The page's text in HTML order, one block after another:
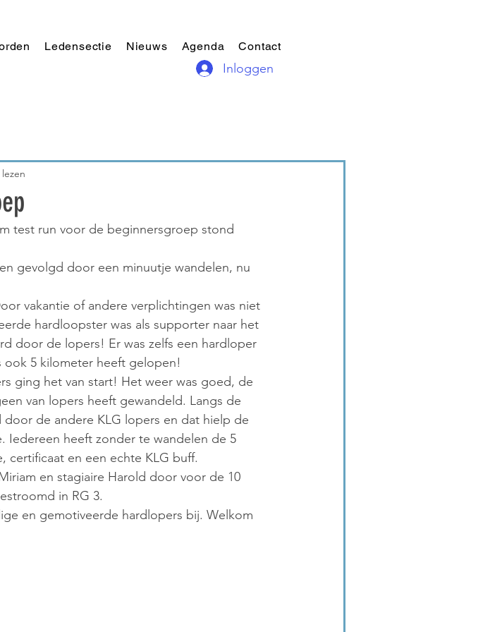
Ledensectie Nieuws Agenda Contact
Inloggen
test run voor de beginnersgroep stond
gevolgd door een minuutje wandelen, nu
vakantie of andere verplichtingen was niet
hardloopster was als supporter naar het
door de lopers! Er was zelfs een hardloper
ook 5 kilometer heeft gelopen!
ging het van start! Het weer was goed, de
van lopers heeft gewandeld. Langs de
de andere KLG lopers en dat hielp de
Iedereen heeft zonder te wandelen de 5
certificaat en een echte KLG buff.
en stagiaire Harold door voor de 10
in RG 3.
en gemotiveerde hardlopers bij. Welkom